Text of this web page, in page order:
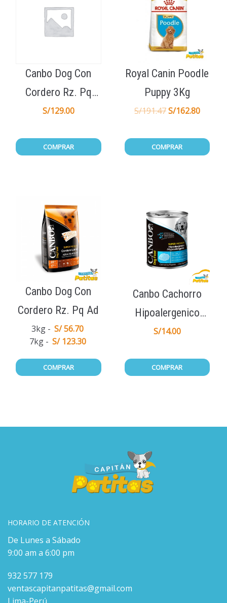
Canbo Dog Con
Cordero Rz. Pq
Cach 7kg
S/129.00
COMPRAR
Royal Canin Poodle
Puppy 3Kg
S/191.47S/162.80
COMPRAR
Canbo Dog Con
Cordero Rz. Pq Ad
3kg
S/ 56.70
7kg
S/ 123.30
COMPRAR
Canbo Cachorro
Hipoalergenico
330gr
S/14.00
COMPRAR
HORARIO DE ATENCIÓN
De Lunes a Sábado
9:00 am a 6:00 pm
932 577 179
ventascapitanpatitas@gmail.com